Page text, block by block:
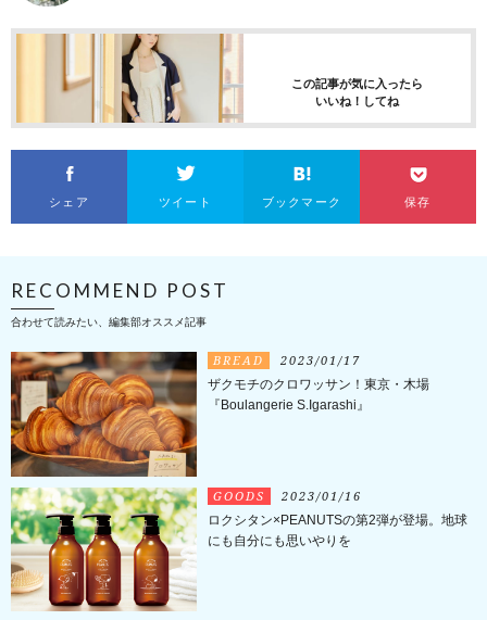
この記事が気に入ったら
いいね！してね
シェア ツイート ブックマーク 保存
RECOMMEND POST
合わせて読みたい、編集部オススメ記事
BREAD 2023/01/17
ザクモチのクロワッサン！東京・木場
『Boulangerie S.Igarashi』
GOODS 2023/01/16
ロクシタン×PEANUTSの第2弾が登場。地球
にも自分にも思いやりを